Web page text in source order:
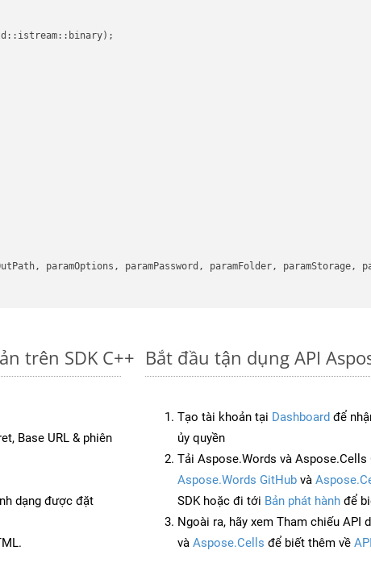
;
paramOptions, paramPassword, paramFolder,
trên SDK C++
Base URL & phiên
dạng được đặt
Bắt đầu tận dụng API
Tạo tài khoản tại Dashboard để
ủy quyền
Tải Aspose.Words và
Aspose.Words GitHub và
SDK hoặc đi tới Bản phát hành để
Ngoài ra, hãy xem Tham chiếu API
và Aspose.Cells để biết thêm về